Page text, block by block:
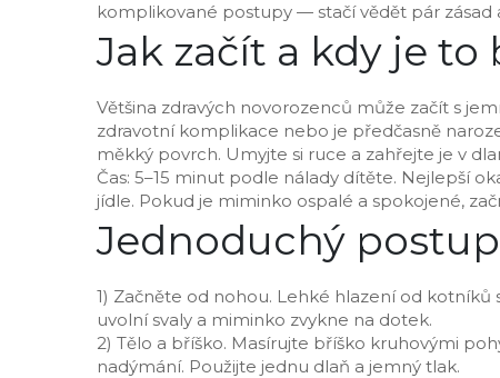
komplikované postupy — stačí vědět pár zásad
Jak začít a kdy je to
Většina zdravých novorozenců může začít s
zdravotní komplikace nebo je předčasně
měkký povrch. Umyjte si ruce a zahřejte je v
Čas: 5–15 minut podle nálady dítěte. Nejlepší
jídle. Pokud je miminko ospalé a spokojené,
Jednoduchý
1) Začněte od nohou. Lehké hlazení od
uvolní svaly a miminko zvykne na dotek.
2) Tělo a bříško. Masírujte bříško kruhovými
nadýmání. Použijte jednu dlaň a jemný tlak.